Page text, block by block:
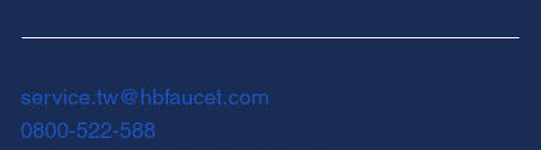
service.tw@hbfaucet.com
0800-522-588